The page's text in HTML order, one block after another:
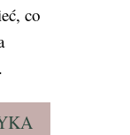
co